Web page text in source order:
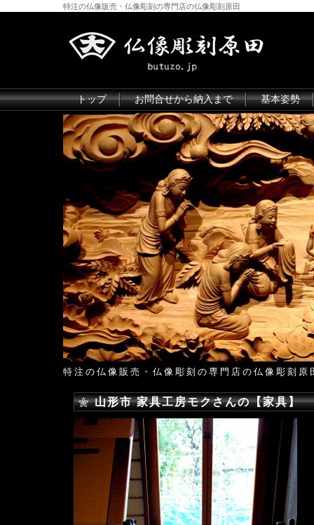
特注の仏像販売・仏像彫刻の専門店の仏像彫刻原田
トップ お問合せから納入まで 基本姿勢
特注の仏像販売・仏像彫刻の専門店の仏像彫刻原
山形市 家具工房モクさんの【家具】